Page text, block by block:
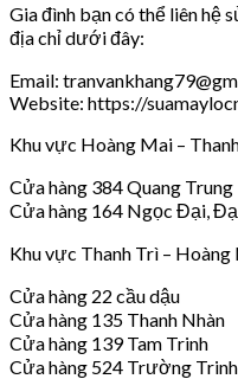
Gia đình bạn có thể liên hệ
địa chỉ dưới đây:
Email:
Website: https://
Khu vực Hoàng Mai –
Cửa hàng 384 Quang Trung
Cửa hàng 164 Ngọc Đại,
Khu vực Thanh Trì –
Cửa hàng 22 cầu dậu
Cửa hàng 135 Thanh Nhàn
Cửa hàng 139 Tam Trinh
Cửa hàng 524 Trường Trinh